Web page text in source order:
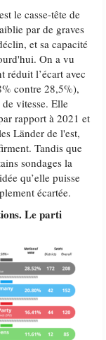
le casse-tête de
par de graves
et sa capacité
On a vu
réduit l’écart avec
contre 28,5%),
vitesse. Elle
rapport à 2021 et
Länder de l'est,
Tandis que
sondages la
qu’elle puisse
écartée.
Le parti